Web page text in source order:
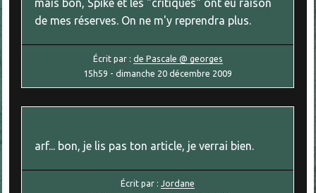
mais bon, Spike et les "critiques" ont eu raison
de mes réserves. On ne m'y reprendra plus.
Écrit par : de Pascale @ georges
15h59 -dimanche 20 décembre 2009
arf... bon, je lis pas ton article, je verrai bien.
Écrit par :Jordane